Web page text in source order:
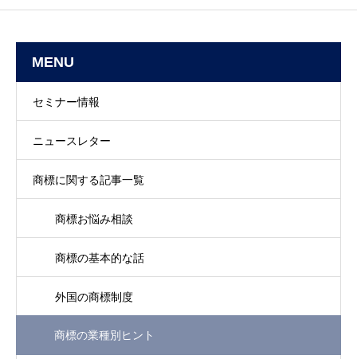
MENU
セミナー情報
ニュースレター
商標に関する記事一覧
商標お悩み相談
商標の基本的な話
外国の商標制度
商標の業種別ヒント